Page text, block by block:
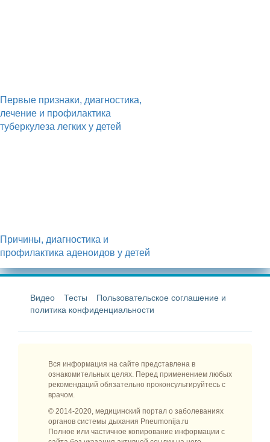
Первые признаки, диагностика,
лечение и профилактика
туберкулеза легких у детей
Причины, диагностика и
профилактика аденоидов у детей
Видео Тесты
Пользовательское соглашение и
политика конфиденциальности
Вся информация на сайте представлена в
ознакомительных целях. Перед применением любых
рекомендаций обязательно проконсультируйтесь с
врачом.
© 2014-2020, медицинский портал о заболеваниях
органов системы дыхания Pneumonija.ru
Полное или частичное копирование информации с